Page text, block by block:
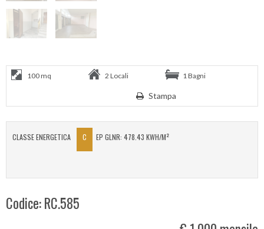
100 mq 2 Locali 1 Bagni
Stampa
CLASSE ENERGETICA C EP GLNR: 478.43 KWH/M²
Codice: RC.585